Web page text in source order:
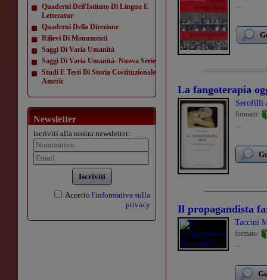
Quaderni Dell'Istituto Di Lingua E
Letteratur
Quaderni Della Direzione
Rilievi Di Monumenti
Saggi Di Varia Umanità
Saggi Di Varia Umanità- Nuova Serie
Studi E Testi Di Storia Costituzionale
Americ
Newsletter
Iscriviti alla nostra newsletter:
Iscriviti
Accetto l'informativa sulla
privacy
...
La fangoterapia
Serofilli
formato:
...
Il propagandista
Taccini
formato:
...